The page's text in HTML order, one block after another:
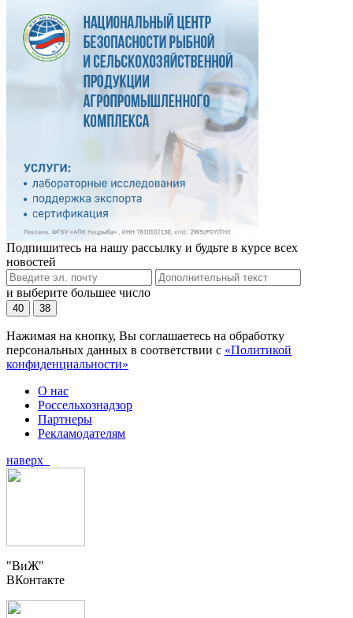
Подпишитесь на нашу рассылку и будьте в курсе всех
новостей
и выберите большее число
40 38
Нажимая на кнопку, Вы соглашаетесь на обработку
персональных данных в соответствии с «Политикой
конфиденциальности»
О нас
Россельхознадзор
Партнеры
Рекламодателям
наверх
"ВиЖ"
ВКонтакте